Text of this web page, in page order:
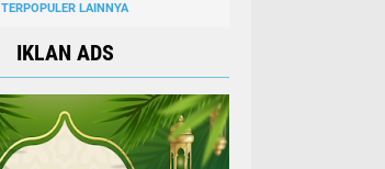
TERPOPULER LAINNYA
IKLAN ADS